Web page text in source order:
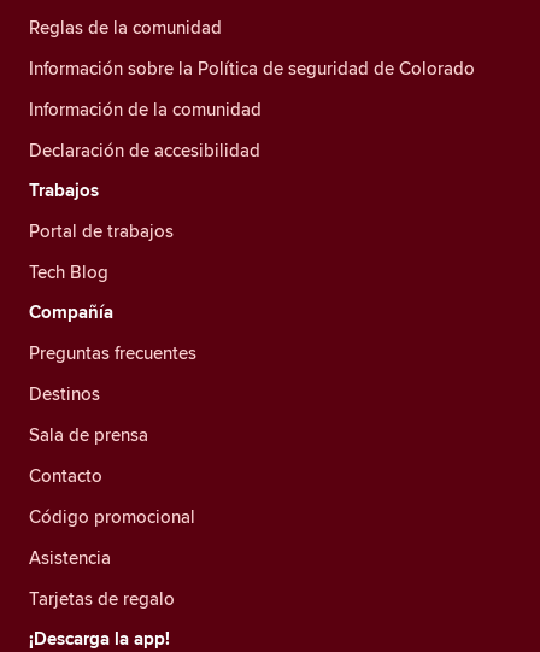
Reglas de la comunidad
Información sobre la Política de seguridad de Colorado
Información de la comunidad
Declaración de accesibilidad
Trabajos
Portal de trabajos
Tech Blog
Compañía
Preguntas frecuentes
Destinos
Sala de prensa
Contacto
Código promocional
Asistencia
Tarjetas de regalo
¡Descarga la app!